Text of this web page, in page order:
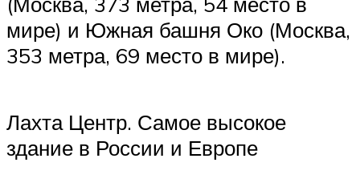
мире) и Южная башня Око (Москва,
353 метра, 69 место в мире).
Лахта Центр. Самое высокое
здание в России и Европе